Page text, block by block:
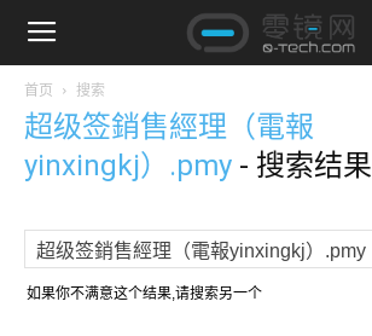
首页 搜索
超级签銷售經理（電報
yinxingkj）.pmy - 搜索结果
如果你不满意这个结果,请搜索另一个